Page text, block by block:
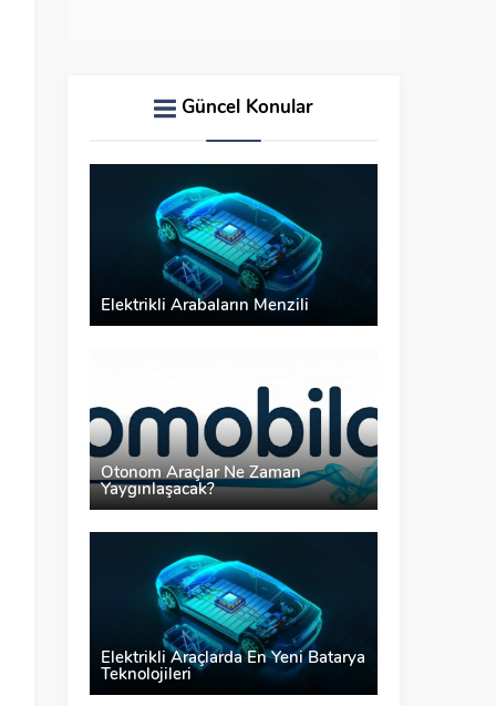
Güncel Konular
Elektrikli Arabaların Menzili
Otonom Araçlar Ne Zaman
Yaygınlaşacak?
Elektrikli Araçlarda En Yeni Batarya
Teknolojileri